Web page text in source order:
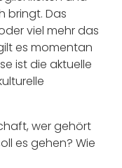
bringt. Das
viel mehr das
es momentan
ist die aktuelle
wer gehört
es gehen? Wie